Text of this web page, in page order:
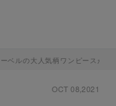
ベルの大人気柄ワンピースがで
OCT 08,2021